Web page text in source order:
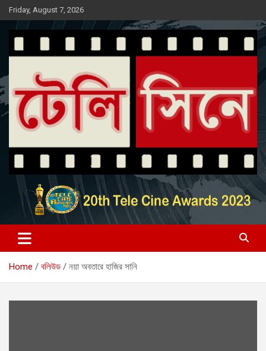
Skip
to
content
Friday, August 7, 2026
টেলি সিনে
Entertainment News Portal
Home বলিউড নয়া অবতারে হাজির সানি